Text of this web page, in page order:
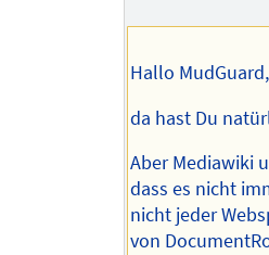
Hallo MudGuard,
da hast Du
Aber Mediawiki
dass es nicht
nicht jeder
von